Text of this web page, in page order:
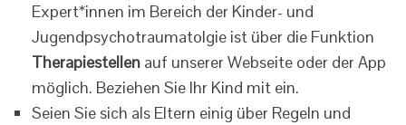
Expert*innen im Bereich der Kinder- und
Jugendpsychotraumatolgie ist über die Funktion
Therapiestellen auf unserer Webseite oder der App
möglich. Beziehen Sie Ihr Kind mit ein.
Seien Sie sich als Eltern einig über Regeln und